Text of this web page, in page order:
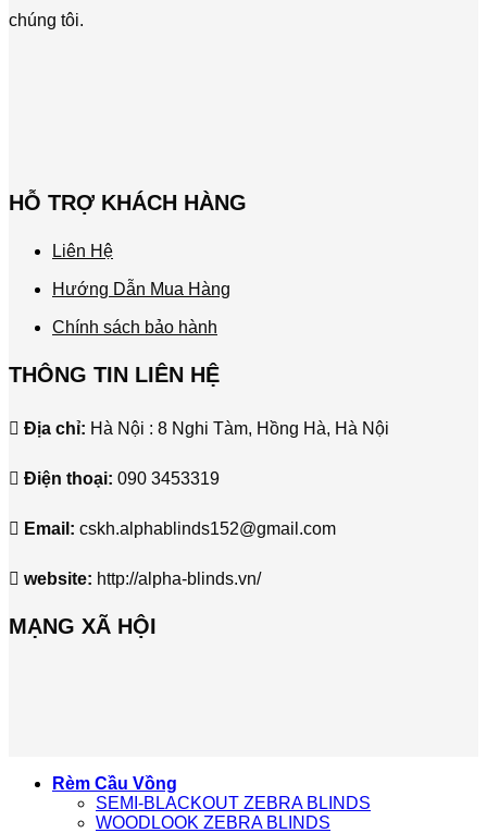
chúng tôi.
HỖ TRỢ KHÁCH HÀNG
Liên Hệ
Hướng Dẫn Mua Hàng
Chính sách bảo hành
THÔNG TIN LIÊN HỆ
Địa chỉ: Hà Nội : 8 Nghi Tàm, Hồng Hà, Hà Nội
Điện thoại: 090 3453319
Email: cskh.alphablinds152@gmail.com
website: http://alpha-blinds.vn/
MẠNG XÃ HỘI
Rèm Cầu Vồng
SEMI-BLACKOUT ZEBRA BLINDS
WOODLOOK ZEBRA BLINDS